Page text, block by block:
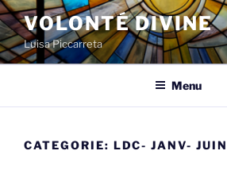
Spring
naar
de
inhoud
VOLONTÉ DIVINE
Luisa Piccarreta
Menu
CATEGORIE: LDC- JANV-